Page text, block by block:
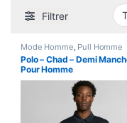
Filtrer
Mode Homme Pull Homme
Polo – Chad – Demi
Pour Homme